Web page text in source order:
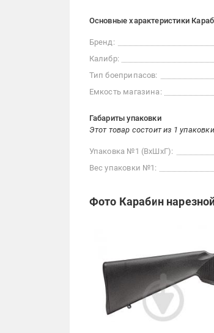
Основные характеристики
Бренд:
Калибр:
Тип боеприпасов:
Емкость магазина:
Габариты упаковки
Этот товар состоит из 1 упаковки
Упаковка №1 (ВхШхГ):
Вес упаковки №1:
Фото Карабин